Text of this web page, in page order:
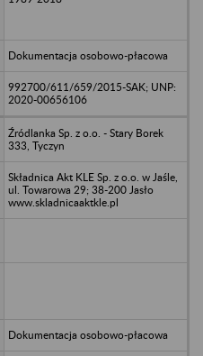
Dokumentacja osobowo-płacowa
992700/611/659/2015-SAK; UNP:
2020-00656106
Źródlanka Sp. z o.o. - Stary Borek
333, Tyczyn
Składnica Akt KLE Sp. z o.o. w Jaśle,
ul. Towarowa 29; 38-200 Jasło
www.skladnicaaktkle.pl
Dokumentacja osobowo-płacowa